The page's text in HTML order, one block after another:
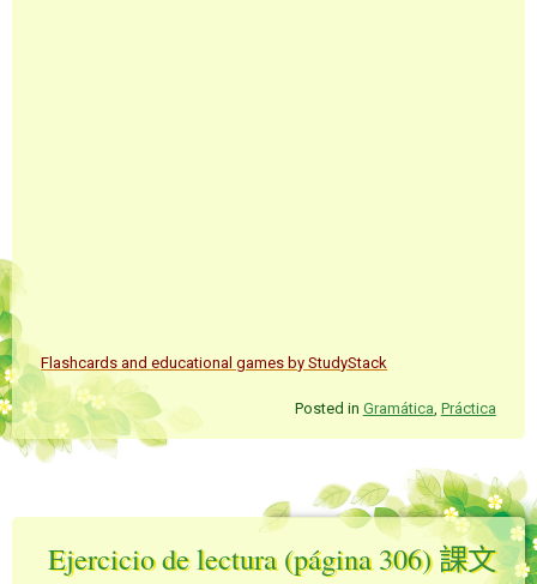
Flashcards and educational games by StudyStack
Posted in Gramática Práctica
Ejercicio de lectura (página 306) 課文